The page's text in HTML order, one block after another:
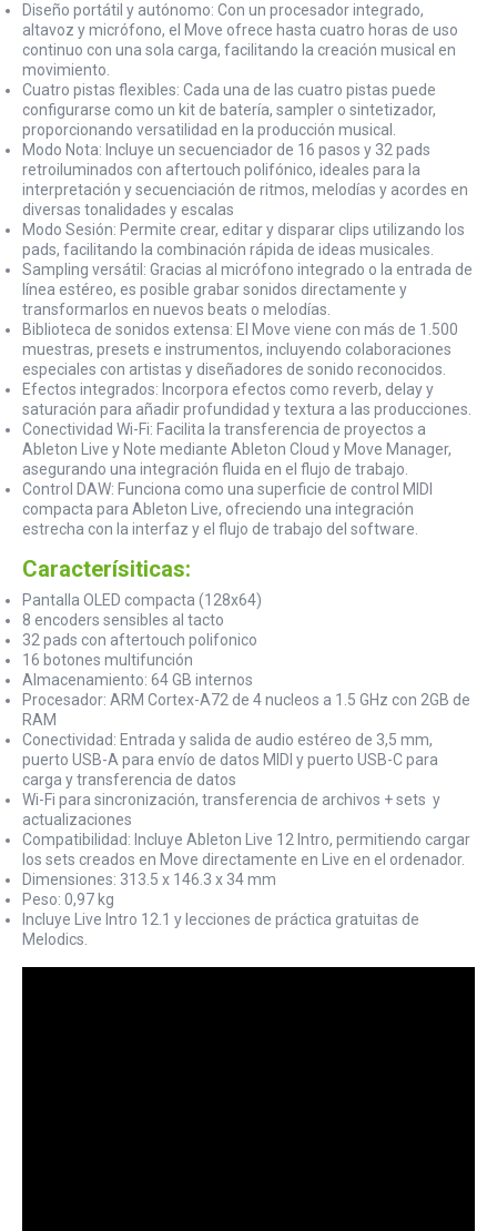
Diseño portátil y autónomo: Con un procesador integrado,
altavoz y micrófono, el Move ofrece hasta cuatro horas de uso
continuo con una sola carga, facilitando la creación musical en
movimiento.
Cuatro pistas flexibles: Cada una de las cuatro pistas puede
configurarse como un kit de batería, sampler o sintetizador,
proporcionando versatilidad en la producción musical.
Modo Nota: Incluye un secuenciador de 16 pasos y 32 pads
retroiluminados con aftertouch polifónico, ideales para la
interpretación y secuenciación de ritmos, melodías y acordes en
diversas tonalidades y escalas
Modo Sesión: Permite crear, editar y disparar clips utilizando los
pads, facilitando la combinación rápida de ideas musicales.
Sampling versátil: Gracias al micrófono integrado o la entrada de
línea estéreo, es posible grabar sonidos directamente y
transformarlos en nuevos beats o melodías.
Biblioteca de sonidos extensa: El Move viene con más de 1.500
muestras, presets e instrumentos, incluyendo colaboraciones
especiales con artistas y diseñadores de sonido reconocidos.
Efectos integrados: Incorpora efectos como reverb, delay y
saturación para añadir profundidad y textura a las producciones.
Conectividad Wi-Fi: Facilita la transferencia de proyectos a
Ableton Live y Note mediante Ableton Cloud y Move Manager,
asegurando una integración fluida en el flujo de trabajo.
Control DAW: Funciona como una superficie de control MIDI
compacta para Ableton Live, ofreciendo una integración
estrecha con la interfaz y el flujo de trabajo del software.
Caracterísiticas:
Pantalla OLED compacta (128x64)
8 encoders sensibles al tacto
32 pads con aftertouch polifonico
16 botones multifunción
Almacenamiento: 64 GB internos
Procesador: ARM Cortex-A72 de 4 nucleos a 1.5 GHz con 2GB de
RAM
Conectividad: Entrada y salida de audio estéreo de 3,5 mm,
puerto USB-A para envío de datos MIDI y puerto USB-C para
carga y transferencia de datos
Wi-Fi para sincronización, transferencia de archivos + sets y
actualizaciones
Compatibilidad: Incluye Ableton Live 12 Intro, permitiendo cargar
los sets creados en Move directamente en Live en el ordenador.
Dimensiones: 313.5 x 146.3 x 34 mm
Peso: 0,97 kg
Incluye Live Intro 12.1 y lecciones de práctica gratuitas de
Melodics.